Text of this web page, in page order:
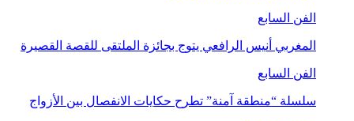
الفن السابع
المغربي أنيس الرافعي يتوج بجائزة الملتقى للقصة القصيرة
الفن السابع
سلسلة “منطقة آمنة” تطرح حكايات الانفصال بين الأزواج